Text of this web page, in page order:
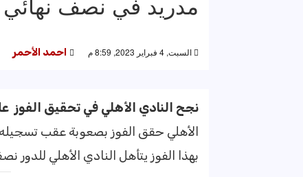
السبت, 4 فبراير 2023, 8:59 م احمد الأحمر
نجح النادي الأهلي في تحقيق الفوز
الأهلي حقق الفوز بصعوبة عقب تسجيله لهدف الفوز في الدقيقة ٨٨ من زمن المباراة، عبر محمد مجدي أفشة بعد
بهذا الفوز يتأهل النادي الأهلي للدور